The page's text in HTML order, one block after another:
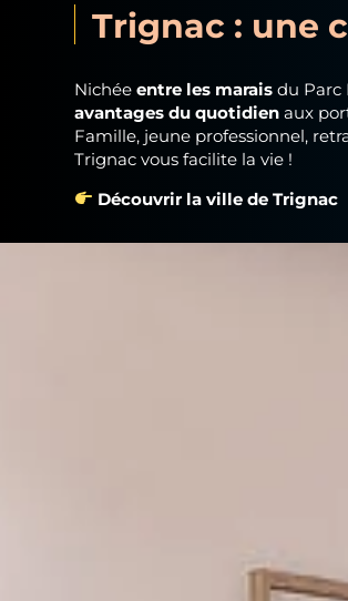
Trignac : une
Nichéeentre les maraisdu Parc
avantages du quotidien aux
Famille, jeune professionnel,
Trignacvous facilite la vie !
Découvrir la ville de Trignac